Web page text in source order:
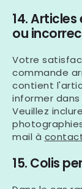
14.
ou
Votre
commande
contient
informer dans
Veuillez
mail à
15. Colis